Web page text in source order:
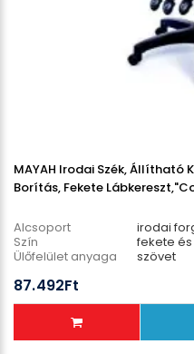
MAYAH Irodai Szék, Állítható
Borítás, Fekete
Alcsoport
irodai
Szín
fekete
Ülőfelület anyaga
szövet
Teherbírás
87.492Ft